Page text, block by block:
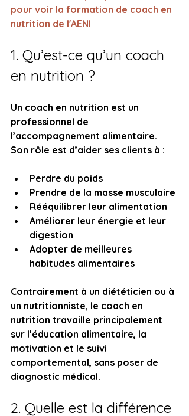
pour voir la formation de coach en
nutrition de l'AENI
1. Qu’est-ce qu’un coach
en nutrition ?
Un coach en nutrition est un
professionnel de
l’accompagnement alimentaire.
Son rôle est d’aider ses clients à :
Perdre du poids
Prendre de la masse musculaire
Rééquilibrer leur alimentation
Améliorer leur énergie et leur
digestion
Adopter de meilleures
habitudes alimentaires
Contrairement à un diététicien ou à
un nutritionniste, le coach en
nutrition travaille principalement
sur l’éducation alimentaire, la
motivation et le suivi
comportemental, sans poser de
diagnostic médical.
2. Quelle est la différence